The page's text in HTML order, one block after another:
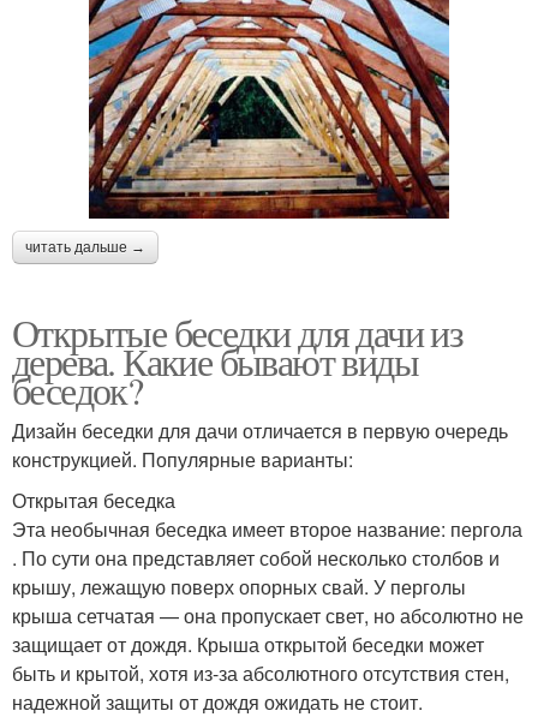
читать дальше →
Открытые беседки для дачи из
дерева. Какие бывают виды
беседок?
Дизайн беседки для дачи отличается в первую очередь
конструкцией. Популярные варианты:
Открытая беседка
Эта необычная беседка имеет второе название: пергола
. По сути она представляет собой несколько столбов и
крышу, лежащую поверх опорных свай. У перголы
крыша сетчатая — она пропускает свет, но абсолютно не
защищает от дождя. Крыша открытой беседки может
быть и крытой, хотя из-за абсолютного отсутствия стен,
надежной защиты от дождя ожидать не стоит.